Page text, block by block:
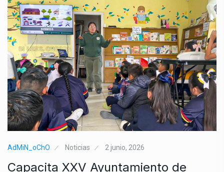
AdMiN_oChO Noticias 2 junio, 2026
Capacita XXV Ayuntamiento de